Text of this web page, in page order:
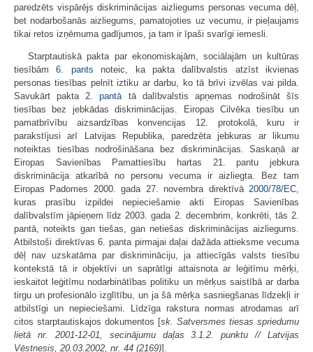
paredzēts vispārējs diskriminācijas aizliegums personas vecuma dēļ,
bet nodarbošanās aizliegums, pamatojoties uz vecumu, ir pieļaujams
tikai retos izņēmuma gadījumos, ja tam ir īpaši svarīgi iemesli.
Starptautiskā pakta par ekonomiskajām, sociālajām un kultūras
tiesībām6. pants noteic, ka pakta dalībvalstis atzīst ikvienas
personas tiesības pelnīt iztiku ar darbu, ko tā brīvi izvēlas vai pilda.
Savukārt pakta2. pantātā dalībvalstis apņemas nodrošināt šīs
tiesības bez jebkādas diskriminācijas. Eiropas Cilvēka tiesību un
pamatbrīvību aizsardzības konvencijas 12. protokolā, kuru ir
parakstījusi arī Latvijas Republika, paredzēta jebkuras ar likumu
noteiktas tiesības nodrošināšana bez diskriminācijas. Saskaņā ar
Eiropas Savienības Pamattiesību hartas 21. pantu jebkura
diskriminācija atkarībā no personu vecuma ir aizliegta. Bez tam
Eiropas Padomes 2000. gada 27. novembra direktīvā 2000/78/EC,
kuras prasību izpildei nepieciešamie akti Eiropas Savienības
dalībvalstīm jāpieņem līdz 2003. gada 2. decembrim, konkrēti, tās 2.
pantā, noteikts gan tiešas, gan netiešas diskriminācijas aizliegums.
Atbilstoši direktīvas 6. panta pirmajai daļai dažāda attieksme vecuma
dēļ nav uzskatāma par diskrimināciju, ja attiecīgās valsts tiesību
kontekstā tā ir objektīvi un saprātīgi attaisnota ar leģitīmu mērķi,
ieskaitot leģitīmu nodarbinātības politiku un mērķus saistībā ar darba
tirgu un profesionālo izglītību, un ja šā mērķa sasniegšanas līdzekļi ir
atbilstīgi un nepieciešami. Līdzīga rakstura normas atrodamas arī
citos starptautiskajos dokumentos [sk. Satversmes tiesas spriedumu
lietā nr. 2001-12-01, secinājumu daļas 3.1.2. punktu // Latvijas
Vēstnesis, 20.03.2002, nr. 44 (2169)].